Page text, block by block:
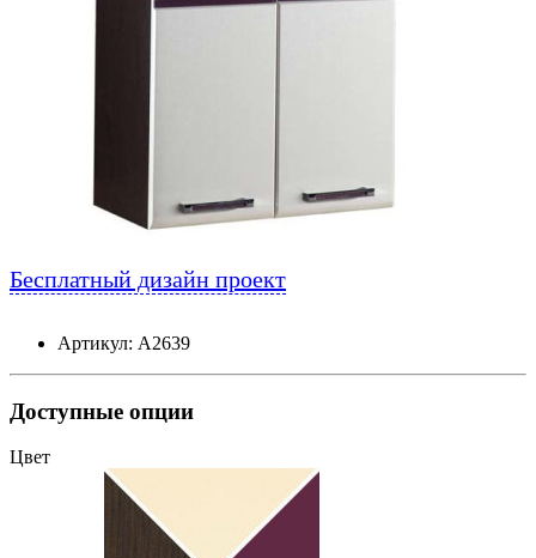
Бесплатный дизайн проект
Артикул: А2639
Доступные опции
Цвет